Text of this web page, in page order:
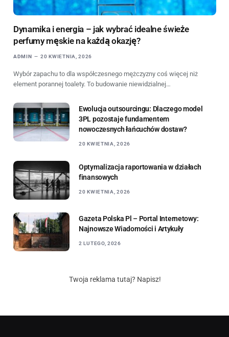
Dynamika i energia – jak wybrać idealne świeże
perfumy męskie na każdą okazję?
ADMIN 20 KWIETNIA, 2026
Wybór zapachu to dla współczesnego mężczyzny coś więcej niż
element porannej toalety. To budowanie niewidzialnej…
Ewolucja outsourcingu: Dlaczego model
3PL pozostaje fundamentem
nowoczesnych łańcuchów dostaw?
20 KWIETNIA, 2026
Optymalizacja raportowania w działach
finansowych
20 KWIETNIA, 2026
Gazeta Polska Pl – Portal Internetowy:
Najnowsze Wiadomości i Artykuły
2 LUTEGO, 2026
Twoja reklama tutaj? Napisz!